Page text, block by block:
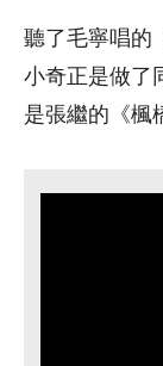
聽了毛寧唱的
小奇正是做了
是張繼的《楓